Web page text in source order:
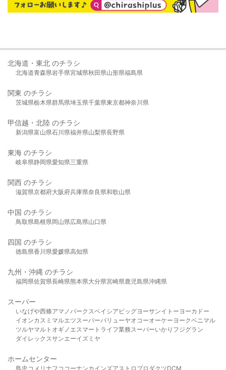
北海道・東北 のチラシ
北海道青森県岩手県宮城県秋田県山形県福島県
関東 のチラシ
茨城県栃木県群馬県埼玉県千葉県東京都神奈川県
甲信越・北陸 のチラシ
新潟県富山県石川県福井県山梨県長野県
東海 のチラシ
岐阜県静岡県愛知県三重県
関西 のチラシ
滋賀県京都府大阪府兵庫県奈良県和歌山県
中国 のチラシ
鳥取県島根県岡山県広島県山口県
四国 のチラシ
徳島県香川県愛媛県高知県
九州・沖縄 のチラシ
福岡県佐賀県長崎県熊本県大分県宮崎県鹿児島県沖縄県
スーパー
いなげや西條アマノパークスベイシア ビッグヨーサンイトーヨーカドー
イオンカスミ マルエツスーパーバリューヤオコーオーケー ヨークベニマル
ツルヤマルト オギノ エスマート ライフ業務スーパーいかり フジグラン
ダイレックスサンエーイズミヤ
ホームセンター
島忠 コメリ ナフコ コーナンカインズアストロプロダクツDCM